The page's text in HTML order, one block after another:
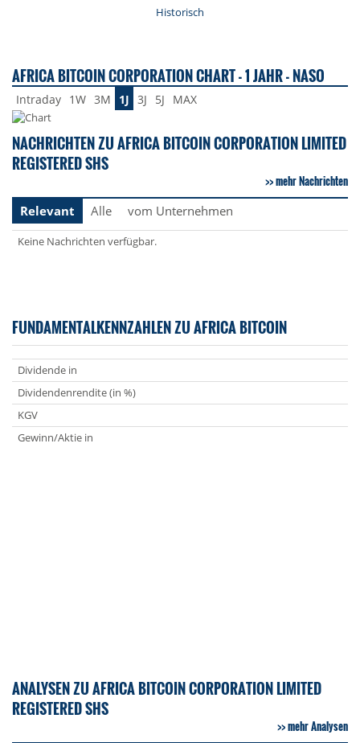
Historisch
AFRICA BITCOIN CORPORATION CHART - 1 JAHR - NASO
Intraday 1W 3M 1J 3J 5J MAX
NACHRICHTEN ZU AFRICA BITCOIN CORPORATION LIMITED
REGISTERED SHS
mehr Nachrichten
Relevant
Alle vom Unternehmen
Keine Nachrichten verfügbar.
FUNDAMENTALKENNZAHLEN ZU AFRICA BITCOIN
Dividende in
Dividendenrendite (in %)
KGV
Gewinn/Aktie in
ANALYSEN ZU AFRICA BITCOIN CORPORATION LIMITED
REGISTERED SHS
mehr Analysen